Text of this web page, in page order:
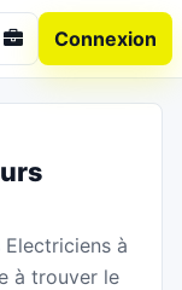
Connexion
à
à trouver le